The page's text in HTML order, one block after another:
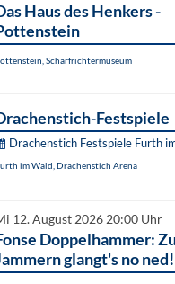
Haus des Henkers -
Scharfrichtermuseum
Festspiele
Drachenstich Festspiele Furth
im Wald, Drachenstich Arena
12. August 2026 20:00 Uhr
Doppelhammer:
glangt's no ned!